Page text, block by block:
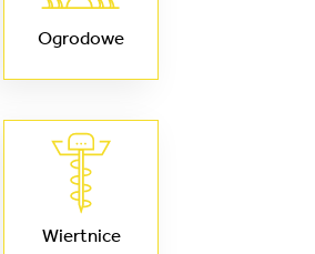
Ogrodowe
Wiertnice